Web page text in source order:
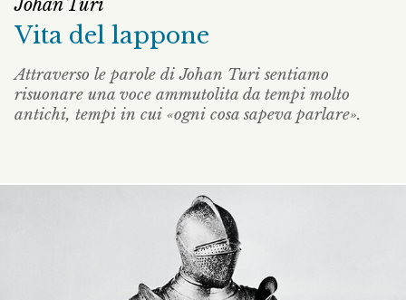
Johan Turi
Vita del lappone
Attraverso le parole di Johan Turi sentiamo
risuonare una voce ammutolita da tempi molto
antichi, tempi in cui «ogni cosa sapeva parlare».